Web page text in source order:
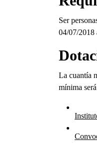
Ser
04/07/2018
La cuantía
mínima